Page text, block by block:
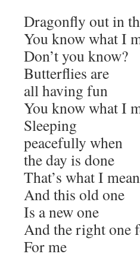
Dragonfly out in
You know what I
Don’t you know?
Butterflies are
all having fun
You know what I
Sleeping
peacefully when
the day is done
That’s what I mean
And this old one
Is a new one
And the right one
For me